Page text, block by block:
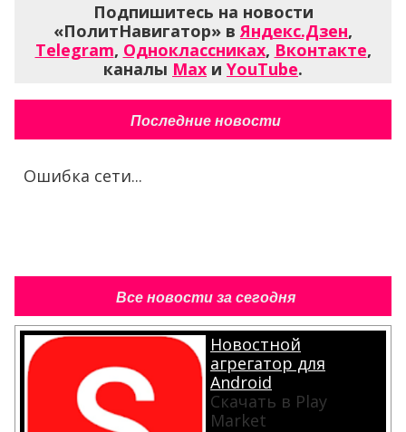
Подпишитесь на новости
«ПолитНавигатор» вЯндекс.Дзен,
Telegram, Одноклассниках, Вконтакте,
каналы Max и YouTube.
Последние новости
Ошибка сети...
Все новости за сегодня
Новостной
агрегатор для
Android
Скачать в Play
Market